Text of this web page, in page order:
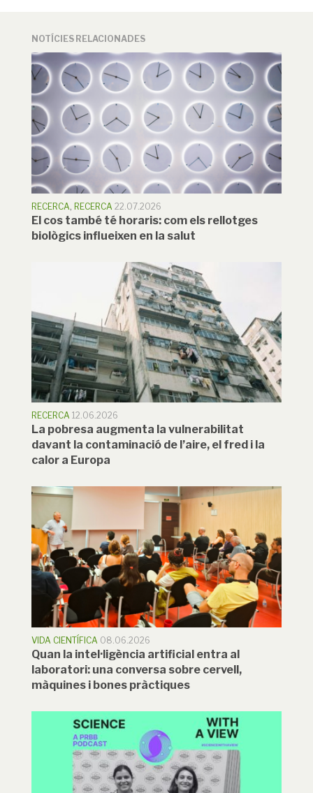
NOTÍCIES RELACIONADES
RECERCA, RECERCA 22.07.2026
El cos també té horaris: com els rellotges
biològics influeixen en la salut
RECERCA 12.06.2026
La pobresa augmenta la vulnerabilitat
davant la contaminació de l’aire, el fred i la
calor a Europa
VIDA CIENTÍFICA 08.06.2026
Quan la intel·ligència artificial entra al
laboratori: una conversa sobre cervell,
màquines i bones pràctiques